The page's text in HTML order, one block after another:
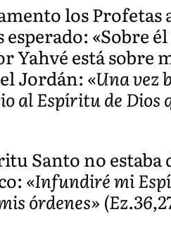
los
«Sobre
Yahvé está sobre
Jordán: «Una vez
al Espíritu de
Santo no
«Infundiré mi
órdenes»